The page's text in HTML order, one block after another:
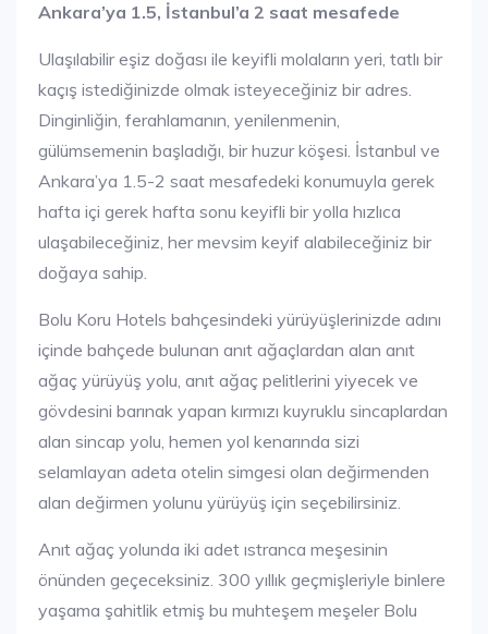
Ankara’ya 1.5, İstanbul’a 2 saat mesafede
Ulaşılabilir eşiz doğası ile keyifli molaların yeri, tatlı bir
kaçış istediğinizde olmak isteyeceğiniz bir adres.
Dinginliğin, ferahlamanın, yenilenmenin,
gülümsemenin başladığı, bir huzur köşesi. İstanbul ve
Ankara’ya 1.5-2 saat mesafedeki konumuyla gerek
hafta içi gerek hafta sonu keyifli bir yolla hızlıca
ulaşabileceğiniz, her mevsim keyif alabileceğiniz bir
doğaya sahip.
Bolu Koru Hotels bahçesindeki yürüyüşlerinizde adını
içinde bahçede bulunan anıt ağaçlardan alan anıt
ağaç yürüyüş yolu, anıt ağaç pelitlerini yiyecek ve
gövdesini barınak yapan kırmızı kuyruklu sincaplardan
alan sincap yolu, hemen yol kenarında sizi
selamlayan adeta otelin simgesi olan değirmenden
alan değirmen yolunu yürüyüş için seçebilirsiniz.
Anıt ağaç yolunda iki adet ıstranca meşesinin
önünden geçeceksiniz. 300 yıllık geçmişleriyle binlere
yaşama şahitlik etmiş bu muhteşem meşeler Bolu